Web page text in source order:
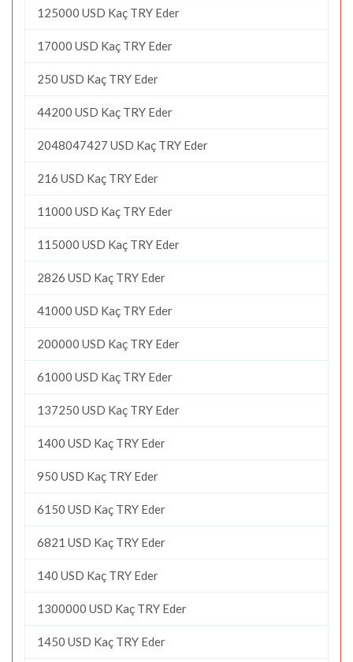
125000 USD Kaç TRY Eder
17000 USD Kaç TRY Eder
250 USD Kaç TRY Eder
44200 USD Kaç TRY Eder
2048047427 USD Kaç TRY Eder
216 USD Kaç TRY Eder
11000 USD Kaç TRY Eder
115000 USD Kaç TRY Eder
2826 USD Kaç TRY Eder
41000 USD Kaç TRY Eder
200000 USD Kaç TRY Eder
61000 USD Kaç TRY Eder
137250 USD Kaç TRY Eder
1400 USD Kaç TRY Eder
950 USD Kaç TRY Eder
6150 USD Kaç TRY Eder
6821 USD Kaç TRY Eder
140 USD Kaç TRY Eder
1300000 USD Kaç TRY Eder
1450 USD Kaç TRY Eder